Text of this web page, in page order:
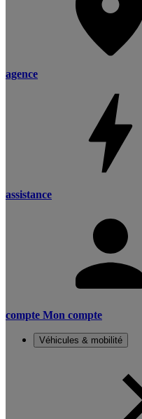
agence
assistance
compte Mon compte
Véhicules & mobilité